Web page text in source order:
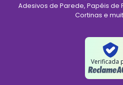
Adesivos de Parede, Papéis de
Cortinas e
Verificada